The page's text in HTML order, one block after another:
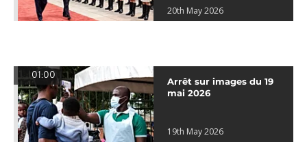
20th May 2026
01:00
Arrêt sur images du 19
mai 2026
19th May 2026